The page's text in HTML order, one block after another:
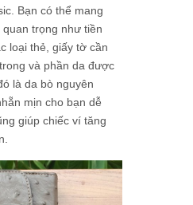
Bạn có thể mang
trọng như tiền
loại thẻ, giấy tờ cần
và phần da được
là da bò nguyên
mịn cho bạn dễ
giúp chiếc ví tăng